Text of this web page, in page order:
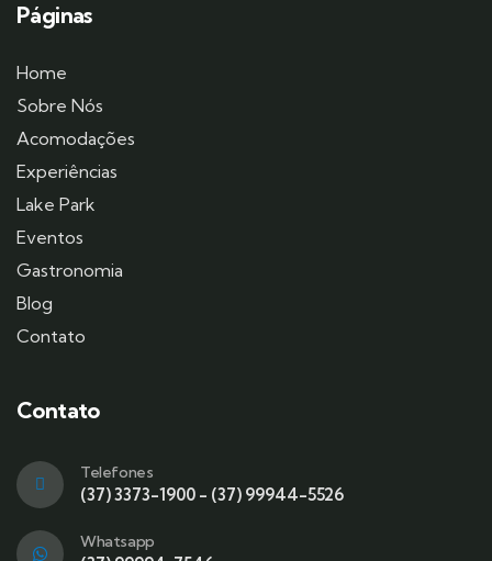
Páginas
Home
Sobre Nós
Acomodações
Experiências
Lake Park
Eventos
Gastronomia
Blog
Contato
Contato
Telefones
(37) 3373-1900 - (37) 99944-5526
Whatsapp